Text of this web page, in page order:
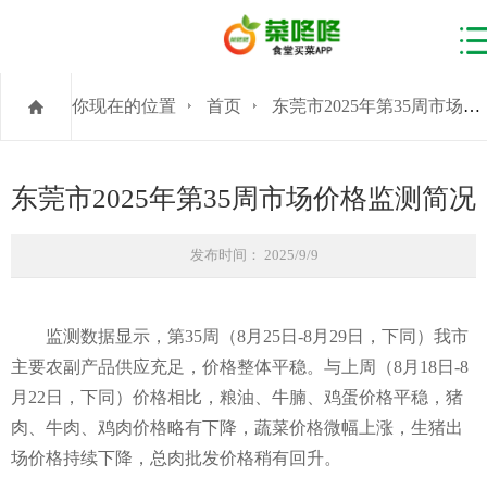
你现在的位置 首页 东莞市2025年第35周市场价格监测简况
东莞市2025年第35周市场价格监测简况
发布时间： 2025/9/9
监测数据显示，第35周（8月25日-8月29日，下同）我市
主要农副产品供应充足，价格整体平稳。与上周（8月18日-8
月22日，下同）价格相比，粮油、牛腩、鸡蛋价格平稳，猪
肉、牛肉、鸡肉价格略有下降，蔬菜价格微幅上涨，生猪出
场价格持续下降，总肉批发价格稍有回升。